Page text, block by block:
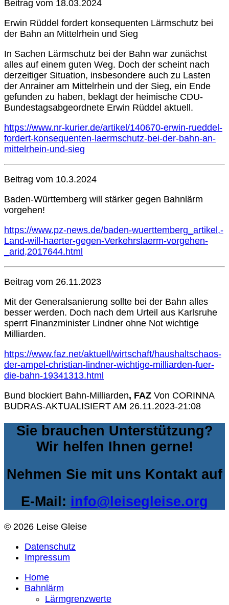
Beitrag vom 18.03.2024
Erwin Rüddel fordert konsequenten Lärmschutz bei
der Bahn an Mittelrhein und Sieg
In Sachen Lärmschutz bei der Bahn war zunächst
alles auf einem guten Weg. Doch der scheint nach
derzeitiger Situation, insbesondere auch zu Lasten
der Anrainer am Mittelrhein und der Sieg, ein Ende
gefunden zu haben, beklagt der heimische CDU-
Bundestagsabgeordnete Erwin Rüddel aktuell.
https://www.nr-kurier.de/artikel/140670-erwin-rueddel-
fordert-konsequenten-laermschutz-bei-der-bahn-an-
mittelrhein-und-sieg
Beitrag vom 10.3.2024
Baden-Württemberg will stärker gegen Bahnlärm
vorgehen!
https://www.pz-news.de/baden-wuerttemberg_artikel,-
Land-will-haerter-gegen-Verkehrslaerm-vorgehen-
_arid,2017644.html
Beitrag vom 26.11.2023
Mit der Generalsanierung sollte bei der Bahn alles
besser werden. Doch nach dem Urteil aus Karlsruhe
sperrt Finanzminister Lindner ohne Not wichtige
Milliarden.
https://www.faz.net/aktuell/wirtschaft/haushaltschaos-
der-ampel-christian-lindner-wichtige-milliarden-fuer-
die-bahn-19341313.html
Bund blockiert Bahn-Milliarden, FAZ Von CORINNA
BUDRAS-AKTUALISIERT AM 26.11.2023-21:08
Sie brauchen Unterstützung?
Wir helfen Ihnen gerne!
Nehmen Sie mit uns Kontakt auf
E-Mail: info@leisegleise.org
© 2026 Leise Gleise
Datenschutz
Impressum
Home
Bahnlärm
Lärmgrenzwerte